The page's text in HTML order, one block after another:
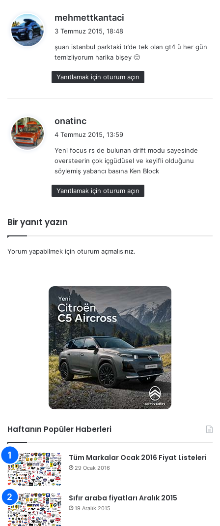
mehmettkantaci
i
k
i
:
3 Temmuz 2015, 18:48
şuan istanbul parktaki tr’de tek olan gt4 ü her gün
temizliyorum harika bişey 🙂
Yanıtlamak için oturum açın
onatinc
k
i
:
4 Temmuz 2015, 13:59
Yeni focus rs de bulunan drift modu sayesinde
oversteerin çok içgüdüsel ve keyifli olduğunu
söylemiş yabancı basına Ken Block
Yanıtlamak için oturum açın
Bir yanıt yazın
Yorum yapabilmek için oturum açmalısınız.
Haftanın Popüler Haberleri
Tüm Markalar Ocak 2016 Fiyat Listeleri
29 Ocak 2016
Sıfır araba fiyatları Aralık 2015
19 Aralık 2015